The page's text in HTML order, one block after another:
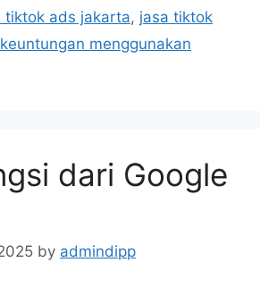
tiktok ads jakarta, jasa tiktok
keuntungan menggunakan
dari Google
by admindipp